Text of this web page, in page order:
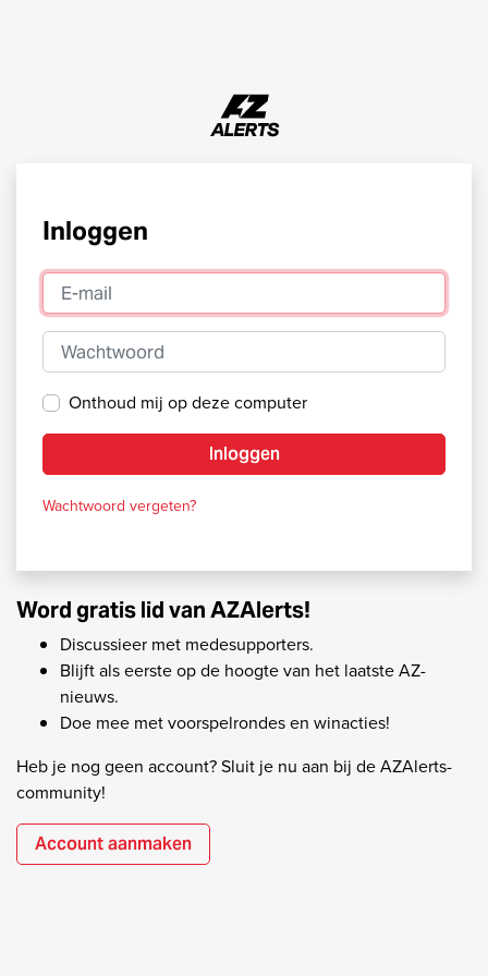
Inloggen
E-mail
Wachtwoord
Onthoud mij op deze computer
Inloggen
Wachtwoord vergeten?
Word gratis lid van AZAlerts!
Discussieer met medesupporters.
Blijft als eerste op de hoogte van het laatste AZ-
nieuws.
Doe mee met voorspelrondes en winacties!
Heb je nog geen account? Sluit je nu aan bij de AZAlerts-
community!
Account aanmaken